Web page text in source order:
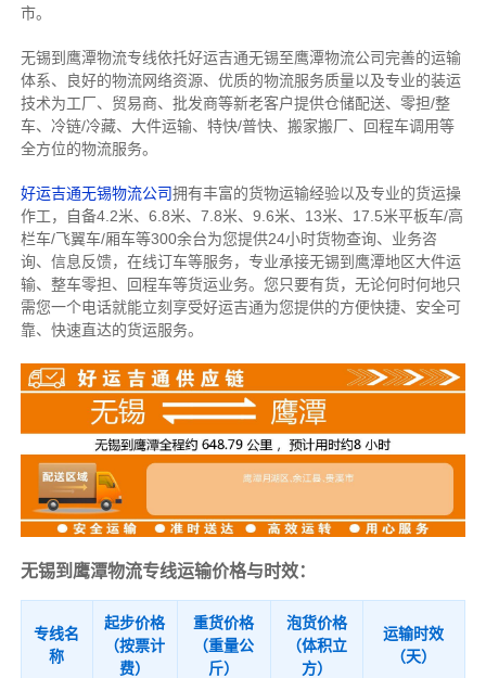
市。
无锡到鹰潭物流专线依托好运吉通无锡至鹰潭物流公司完善的运输
体系、良好的物流网络资源、优质的物流服务质量以及专业的装运
技术为工厂、贸易商、批发商等新老客户提供仓储配送、零担/整
车、冷链/冷藏、大件运输、特快/普快、搬家搬厂、回程车调用等
全方位的物流服务。
好运吉通无锡物流公司拥有丰富的货物运输经验以及专业的货运操
作工，自备4.2米、6.8米、7.8米、9.6米、13米、17.5米平板车/高
栏车/飞翼车/厢车等300余台为您提供24小时货物查询、业务咨
询、信息反馈，在线订车等服务， 专业承接无锡到鹰潭地区大件运
输、整车零担、回程车等货运业务。 您只要有货，无论何时何地只
需您一个电话就能立刻享受好运吉通为您提供的方便快捷、安全可
靠、快速直达的货运服务。
无锡到鹰潭物流专线运输价格与时效：
专线名
称
起步价格
（按票计
费）
重货价格
（重量公
斤）
泡货价格
（体积立
方）
运输时效
（天）